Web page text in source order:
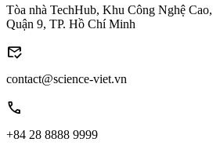
Tòa nhà TechHub, Khu Công Nghệ Cao,
Quận 9, TP. Hồ Chí Minh
mark_email_read
contact@science-viet.vn
call
+84 28 8888 9999